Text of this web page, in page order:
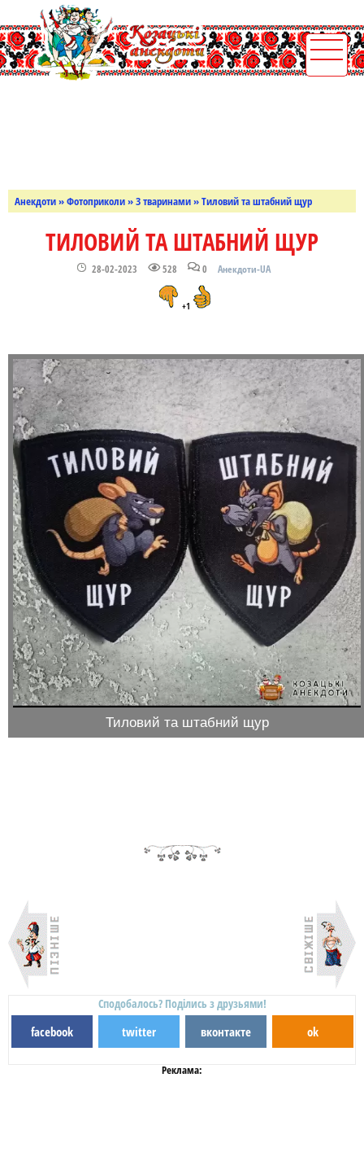
Анекдоти»Фотоприколи»З тваринами» Тиловий та штабний щур
ТИЛОВИЙ ТА ШТАБНИЙ ЩУР
28-02-2023 528 0 Анекдоти-UA
+1
Тиловий та штабний щур
Сподобалось? Поділись з друзьями!
facebook twitter вконтакте ok
Реклама: